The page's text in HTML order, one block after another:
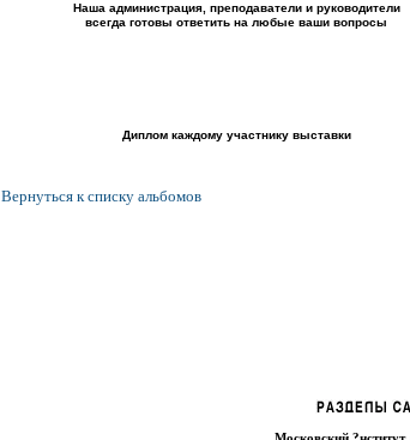
Наша администрация, преподаватели и руководители
всегда готовы ответить на любые ваши вопросы
Диплом каждому участнику выставки
Вернуться к списку альбомов